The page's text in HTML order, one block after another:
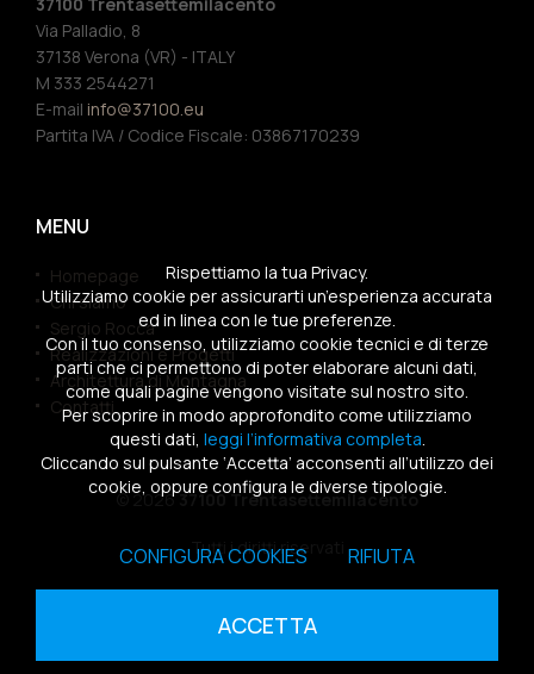
Via Palladio, 8
37138 Verona (VR) - ITALY
M 333 2544271
E-mail info@37100.eu
Partita IVA / Codice Fiscale: 03867170239
MENU
Homepage
Chi siamo
Sergio Rocca
Realizzazioni e Progetti
Architettura di Montagna
Contatti
© 202637100 Trentasettemilacento
Tutti i diritti riservati
Sitemap|Privacy Policy|Cookies Policy
Rispettiamo la tua Privacy.
Utilizziamo cookie per assicurarti un’esperienza accurata
ed in linea con le tue preferenze.
Con il tuo consenso, utilizziamo cookie tecnici e di terze
parti che ci permettono di poter elaborare alcuni dati,
come quali pagine vengono visitate sul nostro sito.
Per scoprire in modo approfondito come utilizziamo
questi dati, leggi l’informativa completa.
Cliccando sul pulsante ‘Accetta’ acconsenti all’utilizzo dei
cookie, oppure configura le diverse tipologie.
CONFIGURA COOKIES RIFIUTA
ACCETTA